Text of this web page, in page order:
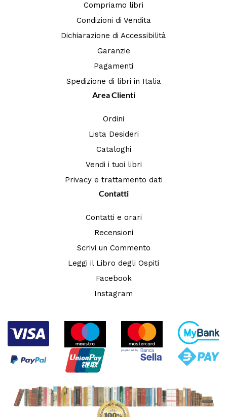
Compriamo libri
Condizioni di Vendita
Dichiarazione di Accessibilità
Garanzie
Pagamenti
Spedizione di libri in Italia
Area Clienti
Ordini
Lista Desideri
Cataloghi
Vendi i tuoi libri
Privacy e trattamento dati
Contatti
Contatti e orari
Recensioni
Scrivi un Commento
Leggi il Libro degli Ospiti
Facebook
Instagram